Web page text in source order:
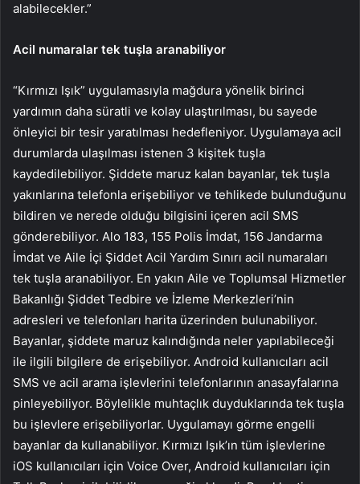
alabilecekler.”
Acil numaralar tek tuşla aranabiliyor
“Kırmızı Işık” uygulamasıyla mağdura yönelik birinci
yardımın daha süratli ve kolay ulaştırılması, bu sayede
önleyici bir tesir yaratılması hedefleniyor. Uygulamaya acil
durumlarda ulaşılması istenen 3 kişitek tuşla
kaydedilebiliyor. Şiddete maruz kalan bayanlar, tek tuşla
yakınlarına telefonla erişebiliyor ve tehlikede bulunduğunu
bildiren ve nerede olduğu bilgisini içeren acil SMS
gönderebiliyor. Alo 183, 155 Polis İmdat, 156 Jandarma
İmdat ve Aile İçi Şiddet Acil Yardım Sınırı acil numaraları
tek tuşla aranabiliyor. En yakın Aile ve Toplumsal Hizmetler
Bakanlığı Şiddet Tedbire ve İzleme Merkezleri’nin
adresleri ve telefonları harita üzerinden bulunabiliyor.
Bayanlar, şiddete maruz kalındığında neler yapılabileceği
ile ilgili bilgilere de erişebiliyor. Android kullanıcıları acil
SMS ve acil arama işlevlerini telefonlarının anasayfalarına
pinleyebiliyor. Böylelikle muhtaçlık duyduklarında tek tuşla
bu işlevlere erişebiliyorlar. Uygulamayı görme engelli
bayanlar da kullanabiliyor. Kırmızı Işık’ın tüm işlevlerine
iOS kullanıcıları için Voice Over, Android kullanıcıları için